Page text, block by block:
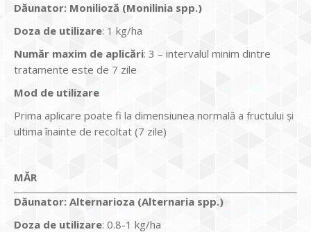
Dăunator: Monilioză (Monilinia spp.)
Doza de utilizare: 1 kg/ha
Număr maxim de aplicări: 3 – intervalul minim dintre
tratamente este de 7 zile
Mod de utilizare
Prima aplicare poate fi la dimensiunea normală a fructului și
ultima înainte de recoltat (7 zile)
MĂR
Dăunator: Alternarioza (Alternaria spp.)
Doza de utilizare: 0.8-1 kg/ha